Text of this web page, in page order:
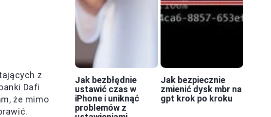
z
Dafi
że mimo
Jak bezbłędnie
ustawić czas w
iPhone i uniknąć
problemów z
Jak bezpiecznie
zmienić dysk mbr na
gpt krok po kroku